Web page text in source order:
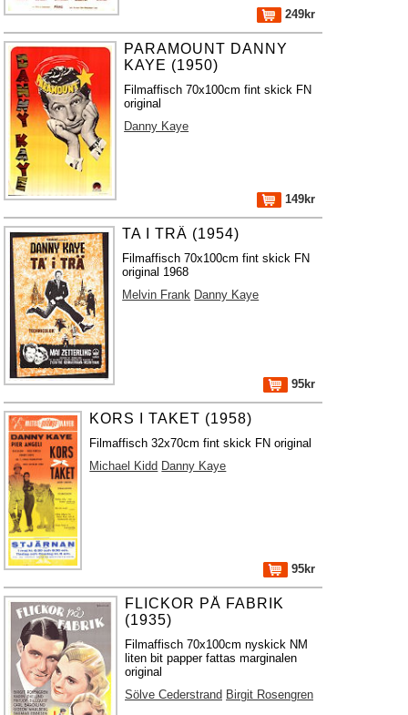
249kr
PARAMOUNT DANNY
KAYE (1950)
Filmaffisch 70x100cm fint skick FN
original
Danny Kaye
149kr
TA I TRÄ (1954)
Filmaffisch 70x100cm fint skick FN
original 1968
Melvin Frank Danny Kaye
95kr
KORS I TAKET (1958)
Filmaffisch 32x70cm fint skick FN original
Michael Kidd Danny Kaye
95kr
FLICKOR PÅ FABRIK
(1935)
Filmaffisch 70x100cm nyskick NM
liten bit papper fattas marginalen
original
Sölve Cederstrand Birgit Rosengren